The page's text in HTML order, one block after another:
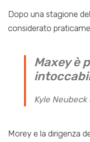
Dopo una stagione
considerato
Maxey è
Kyle Neubeck
Morey e la dirigenza